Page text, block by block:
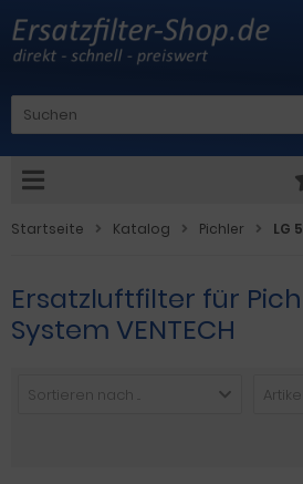
Startseite Katalog Pichler LG
Ersatzluftfilter für
System VENTECH
Sortieren nach ...